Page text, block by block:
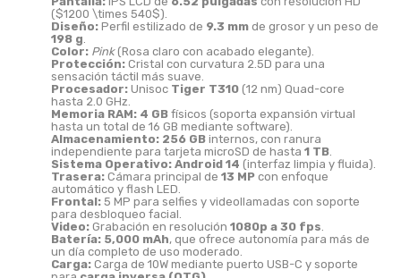
($1200 \times 540$).
Diseño: Perfil estilizado de 9.3 mm de grosor y un peso de
198 g
Color: Pink(Rosa claro con acabado elegante).
Protección: Cristal con curvatura 2.5D para una
sensación táctil más suave.
Procesador: Unisoc Tiger T310 (12 nm) Quad-core
hasta 2.0 GHz.
Memoria RAM: 4 GB físicos (soporta expansión virtual
hasta un total de 16 GB mediante software).
Almacenamiento: 256 GB internos, con ranura
independiente para tarjeta microSD de hasta 1 TB
Sistema Operativo: Android 14 (interfaz limpia y fluida).
Trasera: Cámara principal de 13 MP con enfoque
automático y flash LED.
Frontal: 5 MP para selfies y videollamadas con soporte
para desbloqueo facial.
Video: Grabación en resolución 1080p a 30 fps
Batería: 5,000 mAh, que ofrece autonomía para más de
un día completo de uso moderado.
Carga: Carga de 10W mediante puerto USB-C y soporte